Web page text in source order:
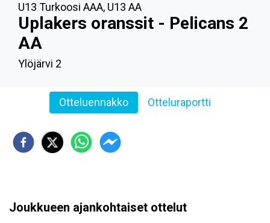
U13 Turkoosi AAA, U13 AA
Uplakers oranssit - Pelicans 2
AA
Ylöjärvi 2
Otteluennakko Otteluraportti
Joukkueen ajankohtaiset ottelut